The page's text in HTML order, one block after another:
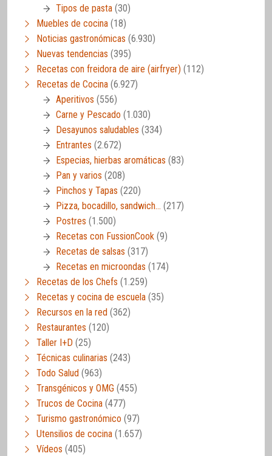
Tipos de pasta (30)
Muebles de cocina (18)
Noticias gastronómicas (6.930)
Nuevas tendencias (395)
Recetas con freidora de aire (airfryer) (112)
Recetas de Cocina (6.927)
Aperitivos (556)
Carne y Pescado (1.030)
Desayunos saludables (334)
Entrantes (2.672)
Especias, hierbas aromáticas (83)
Pan y varios (208)
Pinchos y Tapas (220)
Pizza, bocadillo, sandwich… (217)
Postres (1.500)
Recetas con FussionCook (9)
Recetas de salsas (317)
Recetas en microondas (174)
Recetas de los Chefs (1.259)
Recetas y cocina de escuela (35)
Recursos en la red (362)
Restaurantes (120)
Taller I+D (25)
Técnicas culinarias (243)
Todo Salud (963)
Transgénicos y OMG (455)
Trucos de Cocina (477)
Turismo gastronómico (97)
Utensilios de cocina (1.657)
Vídeos (405)